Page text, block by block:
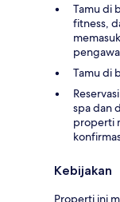
Tamu di
fitness,
Tamu di
spa dan
properti
Kebijakan
Properti ini